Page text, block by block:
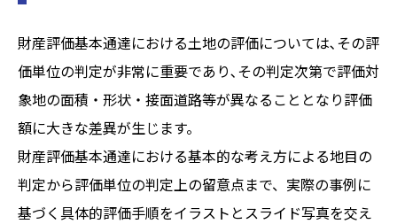
財産評価基本通達における土地の評価については､その評
価単位の判定が非常に重要であり､その判定次第で評価対
象地の面積・形状・接面道路等が異なることとなり評価
額に大きな差異が生じます。
財産評価基本通達における基本的な考え方による地目の
判定から評価単位の判定上の留意点まで、実際の事例に
基づく具体的評価手順をイラストとスライド写真を交え